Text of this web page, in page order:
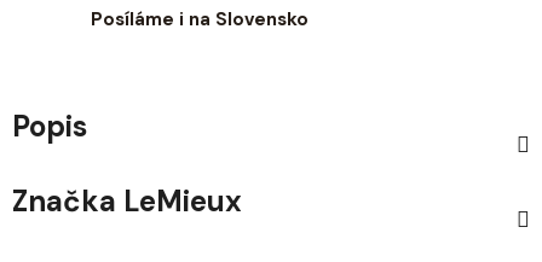
Posíláme i na Slovensko
Popis
Značka LeMieux